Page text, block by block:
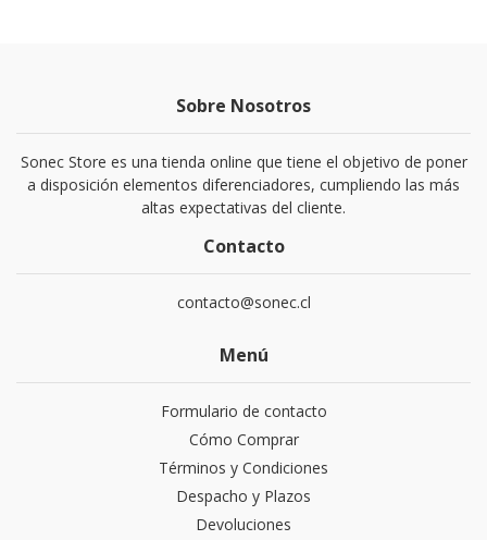
Sobre Nosotros
Sonec Store es una tienda online que tiene el objetivo de poner
a disposición elementos diferenciadores, cumpliendo las más
altas expectativas del cliente.
Contacto
contacto@sonec.cl
Menú
Formulario de contacto
Cómo Comprar
Términos y Condiciones
Despacho y Plazos
Devoluciones